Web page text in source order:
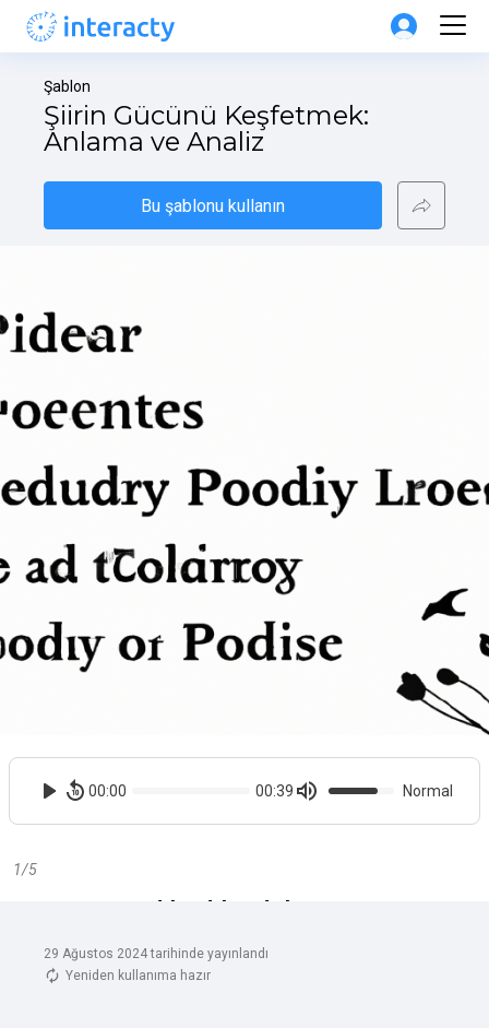
29 Ağustos 2024 tarihinde yayınlandı
Yeniden kullanıma hazır
Şablon
Şiirin Gücünü Keşfetmek:
Anlama ve Analiz
Bu şablonu kullanın